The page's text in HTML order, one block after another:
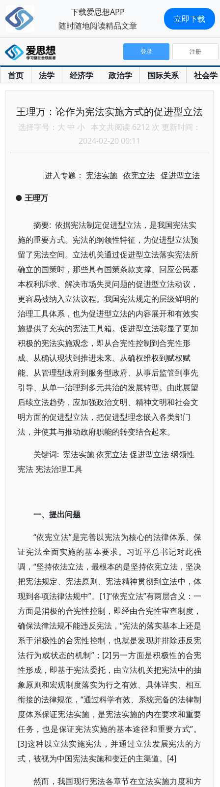
首页 法学 经济学 政治学 国际关系 社会学
登录 注册
王理万：论作为宪法实施方式的促进型立法
选择字号： 大 中 小 本文共阅读 6212 次 更新时间：
2024-02-20 00:11
进入专题： 宪法实施 依宪立法 促进型立法
● 王理万
摘要: 依据宪法制定促进型立法，是我国宪法实
施的重要方式。宪法的纲领性特征，为促进型立法预
留了宪法空间。立法机关通过促进型立法落实宪法所
确立的国策时，那些具有国策条款支撑、回应公民基
本权利诉求、解决市场失灵问题的促进型立法动议，
更容易被纳入立法议程。我国宪法规定的层级鲜明的
治理工具体系，也为促进型立法的内容展开和有效实
施提供了充实的宪法工具箱。促进型立法彰显了更加
积极的宪法实施观念，即从合宪性控制到合宪性形
成、从确认现状到推进未来、从确权维权到赋权赋
能、从管理型政府到服务型政府、从事后监管到事先
引导、从单一治理到多元共治的发展转型。由此展望
后续立法趋势，应加强政治文明、精神文明和社会文
明方面的促进型立法，把促进型理念嵌入各类部门
法，并使其与推动政府职能的转变结合起来。
关键词: 宪法实施 依宪立法 促进型立法 纲领性
宪法 宪法治理工具
一、提出问题
“依宪立法”是完善以宪法为核心的法律体系、保
证宪法全面实施的基本要求。习近平总书记对此强
调，“坚持依法立法，最根本的是坚持依宪立法，坚决
把宪法规定、宪法原则、宪法精神贯彻到立法中，体
现到各项法律法规中”。[1]“依宪立法”有两层含义：一
方面是消极的合宪性控制，即经由合宪性审查制度，
确保法律法规不能违反宪法，“宪法的落实基本上还是
系于消极性的合宪性控制，也就是发现并排除违反宪
法行为或状态的机制”；[2]另一方面是积极性的合宪
性形成，即基于宪法委托，由立法机关把宪法中的抽
象原则和宏观制度落实为行之有效、具体详实、相互
衔接的法律规范，“通过科学有效、系统完备的法律制
度体系保证宪法实施，是宪法实施的内在要求和重要
任务，也是保证宪法实施的基本途径和重要方式”。
[3]这种以立法实施宪法，并通过立法发展宪法的方
式，被视为中国宪法实施和变迁的主渠道。[4]
然而，我国现行宪法各章节在立法实施力度和方
下载爱思想APP
随时随地阅读精品文章
立即下载